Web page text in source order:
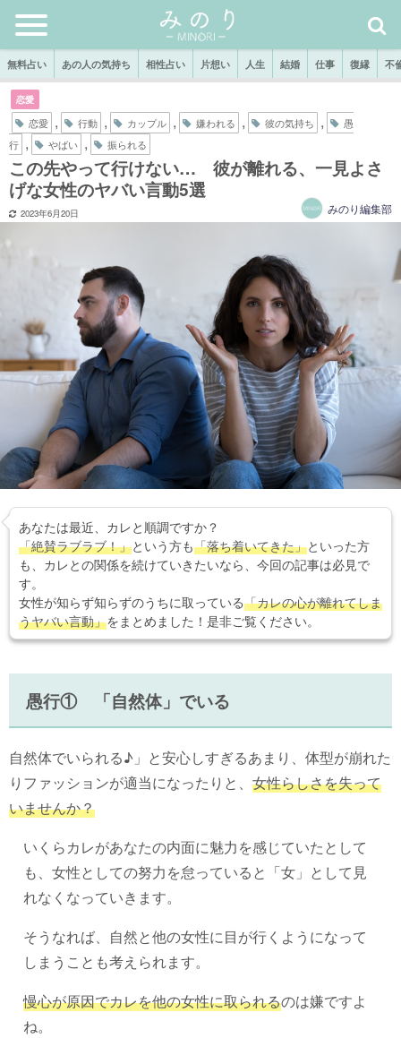
無料占い あの人の気持ち 相性占い 片想い 人生 結婚 仕事 復縁 不
恋愛
恋愛 , 行動 , カップル , 嫌われる , 彼の気持ち ,
愚
行 , やばい , 振られる
この先やって行けない… 彼が離れる、一見よさ
げな女性のヤバい言動5選
2023年6月20日 みのり編集部
あなたは最近、カレと順調ですか？
「絶賛ラブラブ！」という方も「落ち着いてきた」といった方
も、カレとの関係を続けていきたいなら、今回の記事は必見で
す。
女性が知らず知らずのうちに取っている「カレの心が離れてしま
うヤバい言動」をまとめました！是非ご覧ください。
愚行① 「自然体」でいる
自然体でいられる♪」と安心しすぎるあまり、体型が崩れた
りファッションが適当になったりと、 女性らしさを失って
いませんか？
いくらカレがあなたの内面に魅力を感じていたとして
も、女性としての努力を怠っていると「女」として見
れなくなっていきます。
そうなれば、自然と他の女性に目が行くようになって
しまうことも考えられます。
慢心が原因でカレを他の女性に取られるのは嫌ですよ
ね。